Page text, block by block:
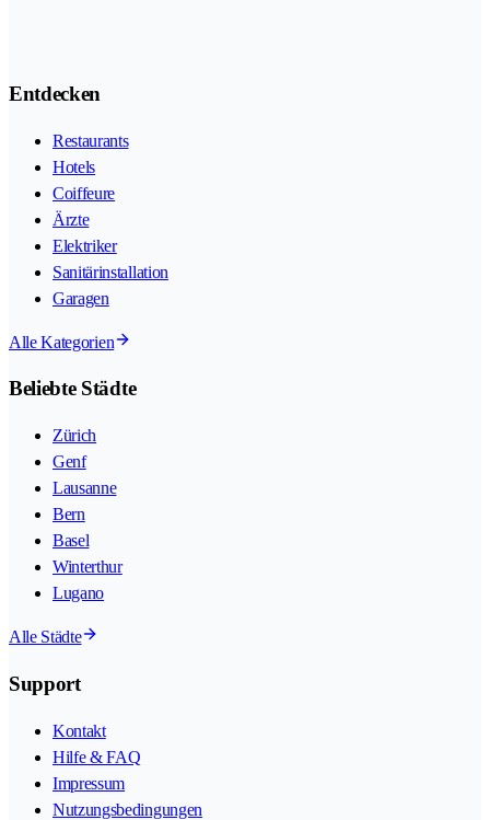
Entdecken
Restaurants
Hotels
Coiffeure
Ärzte
Elektriker
Sanitärinstallation
Garagen
Alle Kategorien
Beliebte Städte
Zürich
Genf
Lausanne
Bern
Basel
Winterthur
Lugano
Alle Städte
Support
Kontakt
Hilfe & FAQ
Impressum
Nutzungsbedingungen